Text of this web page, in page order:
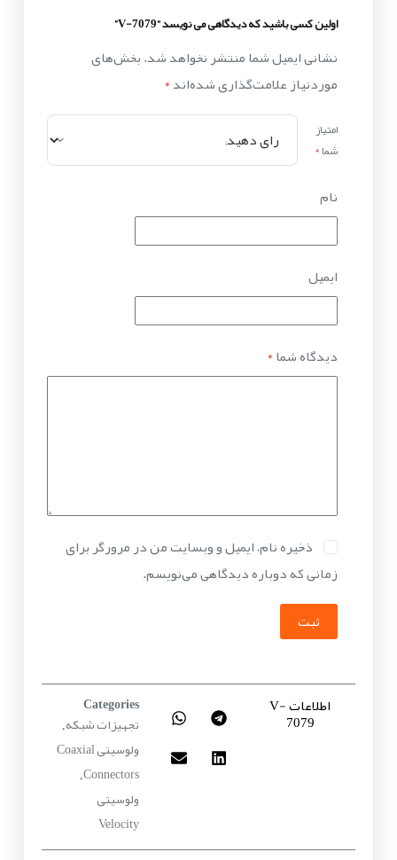
اولین کسی باشید که دیدگاهی می نویسد “V-7079”
نشانی ایمیل شما منتشر نخواهد شد.بخش‌های
موردنیاز علامت‌گذاری شده‌اند*
امتیاز
شما*
نام
ایمیل
دیدگاه شما*
ذخیره نام، ایمیل و وبسایت من در مرورگر برای
زمانی که دوباره دیدگاهی می‌نویسم.
ثبت
اطلاعات V-
7079
Categories
تجهیزات شبکه,
ولوسیتی Coaxial
Connectors
,
ولوسیتی
Velocity